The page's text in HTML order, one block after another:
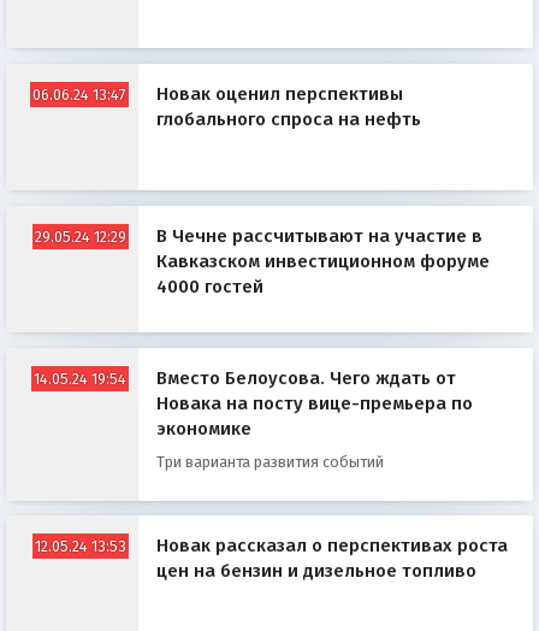
06.06.24 13:47
Новак оценил перспективы
глобального спроса на нефть
29.05.24 12:29
В Чечне рассчитывают на участие в
Кавказском инвестиционном форуме
4000 гостей
14.05.24 19:54
Вместо Белоусова. Чего ждать от
Новака на посту вице-премьера по
экономике
Три варианта развития событий
12.05.24 13:53
Новак рассказал о перспективах роста
цен на бензин и дизельное топливо